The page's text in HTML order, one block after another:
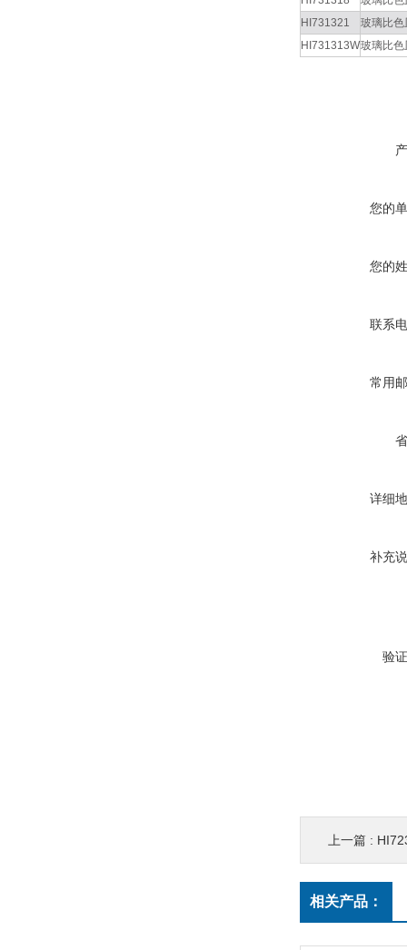
HI731321
玻璃比
HI731313W玻璃比
您的
您的
联系
常用
详细
补充
验
上一篇 :
相关产品：